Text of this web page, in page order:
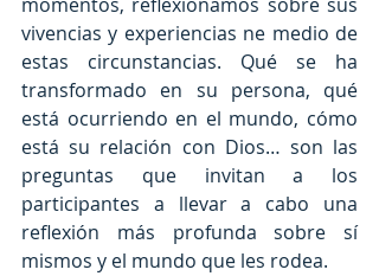
vivencias y experiencias ne medio de
estas circunstancias. Qué se ha
transformado en su persona, qué
está ocurriendo en el mundo, cómo
está su relación con Dios… son las
preguntas que invitan a los
participantes a llevar a cabo una
reflexión más profunda sobre sí
mismos y el mundo que les rodea.